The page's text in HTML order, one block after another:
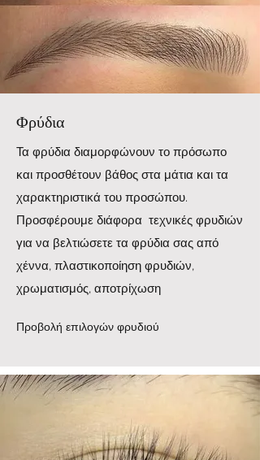
Φρύδια
Τα φρύδια διαμορφώνουν το πρόσωπο
και προσθέτουν βάθος στα μάτια και τα
χαρακτηριστικά του προσώπου.
Προσφέρουμε διάφορα τεχνικές φρυδιών
για να βελτιώσετε τα φρύδια σας από
χέννα, πλαστικοποίηση φρυδιών,
χρωματισμός, αποτρίχωση
Προβολή επιλογών φρυδιού